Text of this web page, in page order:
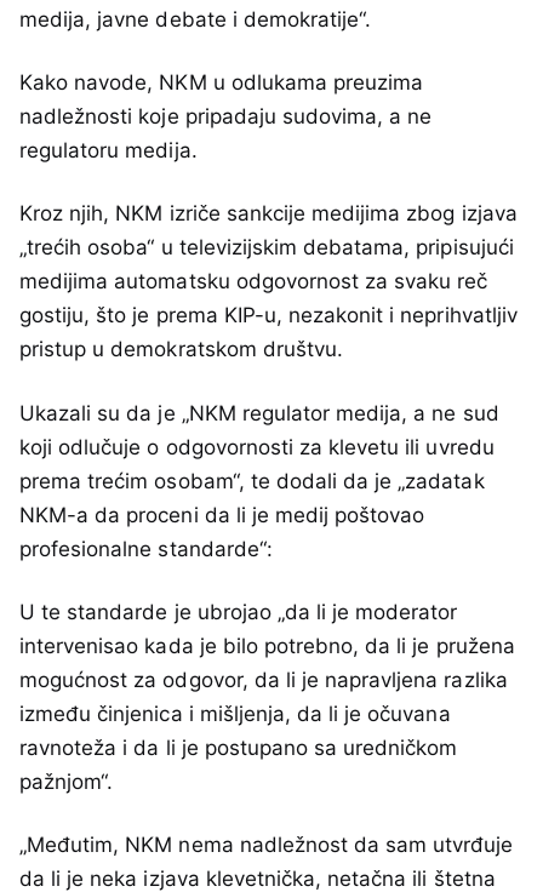
medija, javne debate i demokratije“.
Kako navode, NKM u odlukama preuzima
nadležnosti koje pripadaju sudovima, a ne
regulatoru medija.
Kroz njih, NKM izriče sankcije medijima zbog izjava
„trećih osoba“ u televizijskim debatama, pripisujući
medijima automatsku odgovornost za svaku reč
gostiju, što je prema KIP-u, nezakonit i neprihvatljiv
pristup u demokratskom društvu.
Ukazali su da je „NKM regulator medija, a ne sud
koji odlučuje o odgovornosti za klevetu ili uvredu
prema trećim osobam“, te dodali da je „zadatak
NKM-a da proceni da li je medij poštovao
profesionalne standarde“:
U te standarde je ubrojao „da li je moderator
intervenisao kada je bilo potrebno, da li je pružena
mogućnost za odgovor, da li je napravljena razlika
između činjenica i mišljenja, da li je očuvana
ravnoteža i da li je postupano sa uredničkom
pažnjom“.
„Međutim, NKM nema nadležnost da sam utvrđuje
da li je neka izjava klevetnička, netačna ili štetna